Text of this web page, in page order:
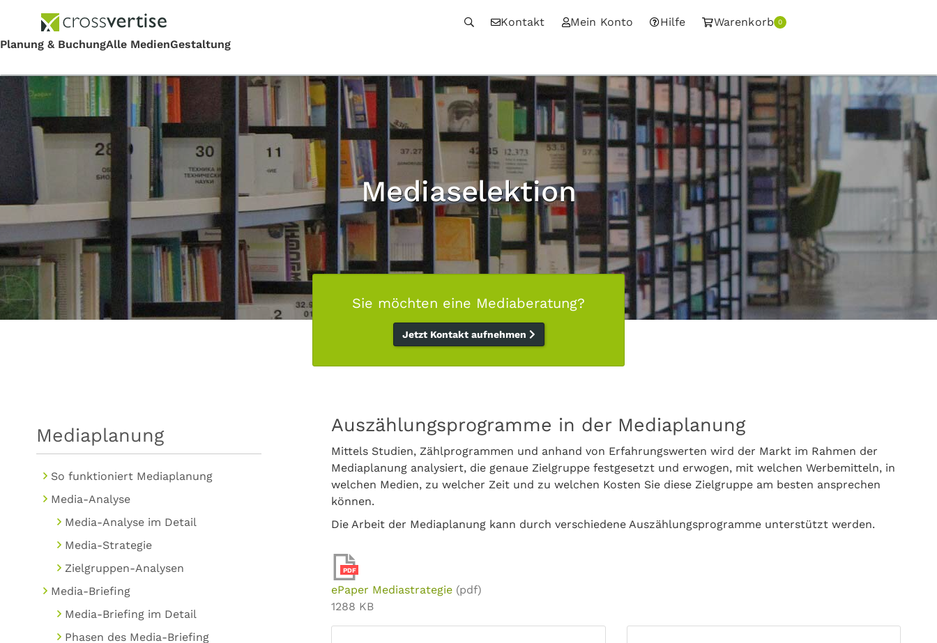
Kontakt Mein Konto Hilfe Warenkorb 0
Mediaselektion
Sie möchten eine Mediaberatung?
Jetzt Kontakt aufnehmen
Mediaplanung
So funktioniert Mediaplanung
Media-Analyse
Media-Analyse im Detail
Media-Strategie
Zielgruppen-Analysen
Media-Briefing
Media-Briefing im Detail
Phasen des Media-Briefing
Auszählungsprogramme in der Mediaplanung
Mittels Studien, Zählprogrammen und anhand von Erfahrungswerten wird der Markt im Rahmen der
Mediaplanung analysiert, die genaue Zielgruppe festgesetzt und erwogen, mit welchen Werbemitteln, in
welchen Medien, zu welcher Zeit und zu welchen Kosten Sie diese Zielgruppe am besten ansprechen
können.
Die Arbeit der Mediaplanung kann durch verschiedene Auszählungsprogramme unterstützt werden.
PDF
ePaper Mediastrategie (pdf)
1288 KB